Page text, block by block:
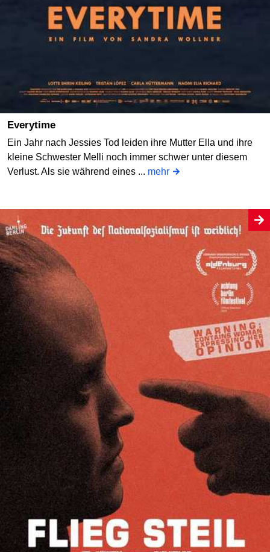
Everytime
Ein Jahr nach Jessies Tod leiden ihre Mutter Ella und ihre
kleine Schwester Melli noch immer schwer unter diesem
Verlust. Als sie während eines ... mehr